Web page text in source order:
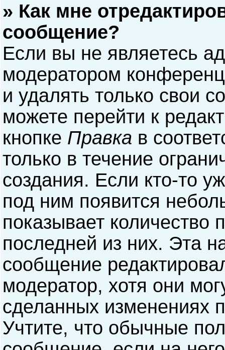
» Как мне
сообщение?
Если вы не являетесь
модератором
и удалять только свои
можете перейти к
кнопке Правка в
только в течение
создания. Если кто-то
под ним появится
показывает количество
последней из них. Эта
сообщение
модератор, хотя они
сделанных изменениях
Учтите, что обычные